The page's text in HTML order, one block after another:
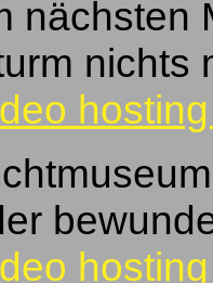
nächsten
nichts